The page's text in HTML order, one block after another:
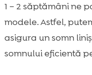
1 – 2 săptămâni ne
modele. Astfel,
asigura un somn
somnului eficientă